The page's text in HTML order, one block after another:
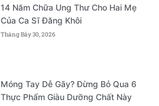
14 Năm Chữa Ung Thư Cho Hai Mẹ
Của Ca Sĩ Đăng Khôi
Tháng Bảy 30, 2026
Móng Tay Dễ Gãy? Đừng Bỏ Qua 6
Thực Phẩm Giàu Dưỡng Chất Này